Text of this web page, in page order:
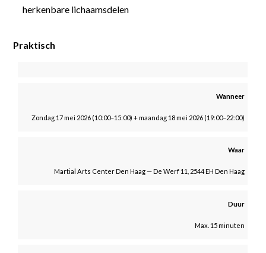
herkenbare lichaamsdelen
Praktisch
Wanneer
Zondag 17 mei 2026 (10:00–15:00) + maandag 18 mei 2026 (19:00–22:00)
Waar
Martial Arts Center Den Haag — De Werf 11, 2544 EH Den Haag
Duur
Max. 15 minuten